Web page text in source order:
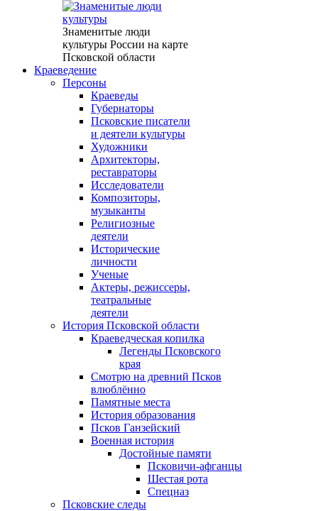
Знаменитые люди
культуры России на карте
Псковской области
Краеведение
Персоны
Краеведы
Губернаторы
Псковские писатели
и деятели культуры
Художники
Архитекторы,
реставраторы
Исследователи
Композиторы,
музыканты
Религиозные
деятели
Исторические
личности
Ученые
Актеры, режиссеры,
театральные
деятели
История Псковской области
Краеведческая копилка
Легенды Псковского
края
Смотрю на древний Псков
влюблённо
Памятные места
История образования
Псков Ганзейский
Военная история
Достойные памяти
Псковичи-афганцы
Шестая рота
Спецназ
Псковские следы